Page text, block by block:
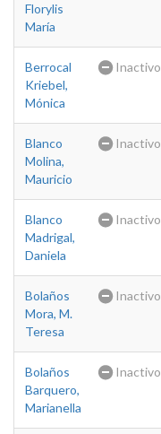
Florylis
María
Berrocal
Kriebel,
Mónica
Inactivo
Blanco
Molina,
Mauricio
Inactivo
Blanco
Madrigal,
Daniela
Inactivo
Bolaños
Mora, M.
Teresa
Inactivo
Bolaños
Barquero,
Marianella
Inactivo